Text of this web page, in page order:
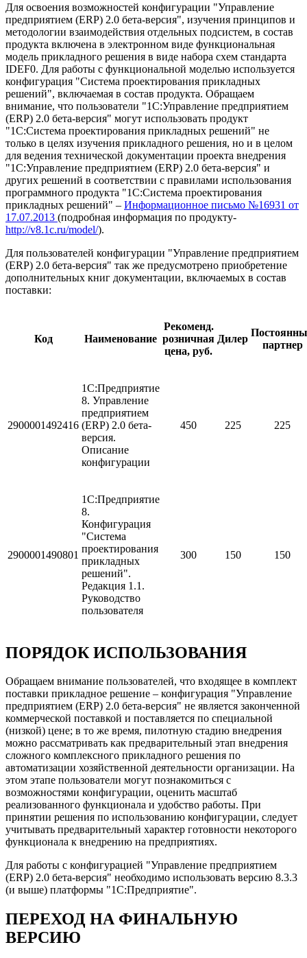
Для освоения возможностей конфигурации "Управление
предприятием (ERP) 2.0 бета-версия", изучения принципов и
методологии взаимодействия отдельных подсистем, в состав
продукта включена в электронном виде функциональная
модель прикладного решения в виде набора схем стандарта
IDEF0. Для работы с функциональной моделью используется
конфигурация "Система проектирования прикладных
решений", включаемая в состав продукта. Обращаем
внимание, что пользователи "1С:Управление предприятием
(ERP) 2.0 бета-версия" могут использовать продукт
"1С:Система проектирования прикладных решений" не
только в целях изучения прикладного решения, но и в целом
для ведения технической документации проекта внедрения
"1С:Управление предприятием (ERP) 2.0 бета-версия" и
других решений в соответствии с правилами использования
программного продукта "1С:Система проектирования
прикладных решений" – Информационное письмо №16931 от
17.07.2013 (подробная информация по продукту-
http://v8.1c.ru/model/).
Для пользователей конфигурации "Управление предприятием
(ERP) 2.0 бета-версия" так же предусмотрено приобретение
дополнительных книг документации, включаемых в состав
поставки:
Код Наименование
Рекоменд.
розничная
цена, руб.
Дилер
партнер
2900001492416
1С:Предприятие
8. Управление
предприятием
(ERP) 2.0 бета-
версия.
Описание
конфигурации
450 225 225
2900001490801
1С:Предприятие
8.
Конфигурация
"Система
проектирования
прикладных
решений".
Редакция 1.1.
Руководство
пользователя
300 150 150
ПОРЯДОК ИСПОЛЬЗОВАНИЯ
Обращаем внимание пользователей, что входящее в комплект
поставки прикладное решение – конфигурация "Управление
предприятием (ERP) 2.0 бета-версия" не является законченной
коммерческой поставкой и поставляется по специальной
(низкой) цене; в то же время, пилотную стадию внедрения
можно рассматривать как предварительный этап внедрения
сложного комплексного прикладного решения по
автоматизации хозяйственной деятельности организации. На
этом этапе пользователи могут познакомиться с
возможностями конфигурации, оценить масштаб
реализованного функционала и удобство работы. При
принятии решения по использованию конфигурации, следует
учитывать предварительный характер готовности некоторого
функционала к внедрению на предприятиях.
Для работы с конфигурацией "Управление предприятием
(ERP) 2.0 бета-версия" необходимо использовать версию 8.3.3
(и выше) платформы "1С:Предприятие".
ПЕРЕХОД НА ФИНАЛЬНУЮ
ВЕРСИЮ